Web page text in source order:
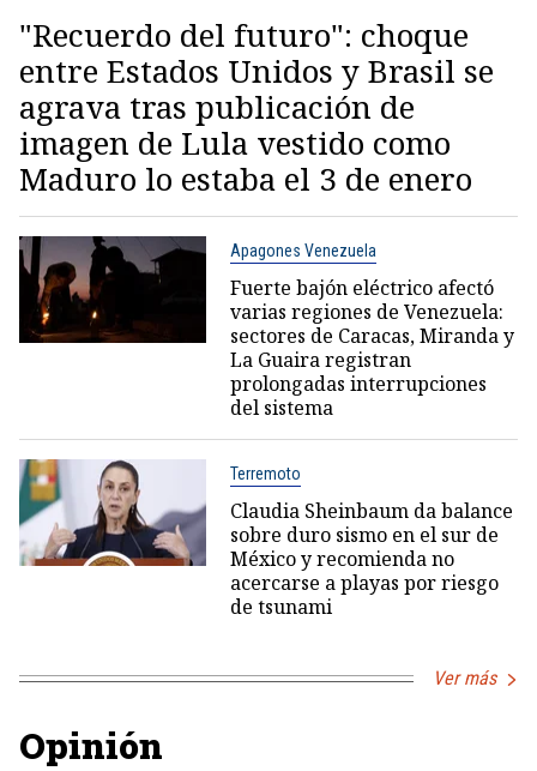
"Recuerdo del futuro": choque
entre Estados Unidos y Brasil se
agrava tras publicación de
imagen de Lula vestido como
Maduro lo estaba el 3 de enero
Apagones Venezuela
Fuerte bajón eléctrico afectó
varias regiones de Venezuela:
sectores de Caracas, Miranda y
La Guaira registran
prolongadas interrupciones
del sistema
Terremoto
Claudia Sheinbaum da balance
sobre duro sismo en el sur de
México y recomienda no
acercarse a playas por riesgo
de tsunami
Ver más
Opinión